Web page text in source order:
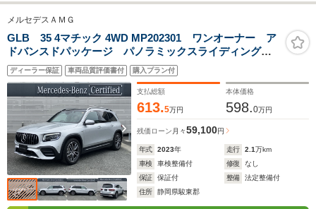
メルセデスＡＭＧ
GLB 35 4マチック 4WD MP202301 ワンオーナー ア
ドバンスドパッケージ パノラミックスライディングル
ーフ メモリー付パワーシート シートヒーター 本革
シート 電動リアゲート レーダーセーフティ 360度カ
ディーラー保証 車両品質評価書付 購入プラン付
支払総額
613.5万円
本体価格
598.0万円
残価ローン 月々59,100円
年式 2023年 走行 2.1万km
車検
車検整備付 修復
なし
保証
保証付 整備
法定整備付
住所
静岡県駿東郡